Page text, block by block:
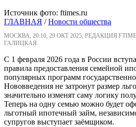
Источник фото: ftimes.ru
ГЛАВНАЯ /Новости общества
МОСКВА, 20:10, 29 ОКТ 2025, РЕДАКЦИЯ
ГАЛИЦКАЯ.
С 1 февраля 2026 года в России
правила предоставления семейной
популярных программ
Нововведения не затронут размер
значительно изменят саму логику
Теперь на одну семью можно будет
льготный ипотечный займ,
супругов выступает заёмщиком.